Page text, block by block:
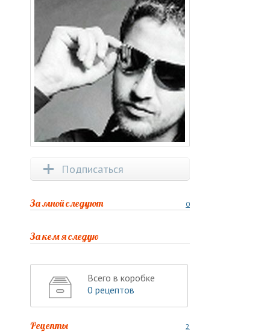
Подписаться
0
За мной следуют
За кем я следую
Всего в коробке
0 рецептов
2
Рецепты